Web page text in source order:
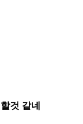
것 같네